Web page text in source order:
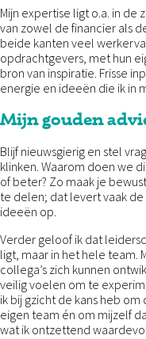
Mijn expertise ligt o.a. in
van zowel de financier als
beide kanten veel
opdrachtgevers, met hun
bron van inspiratie. Frisse
energie en ideeën die ik in
Mijn gouden
Blijf nieuwsgierig en stel
klinken. Waarom doen we
of beter? Zo maak je
te delen; dat levert vaak
ideeën op.
Verder geloof ik dat
ligt, maar in het hele team.
collega’s zich kunnen
veilig voelen om te
ik bij gzicht de kans heb
eigen team én om mijzelf
wat ik ontzettend